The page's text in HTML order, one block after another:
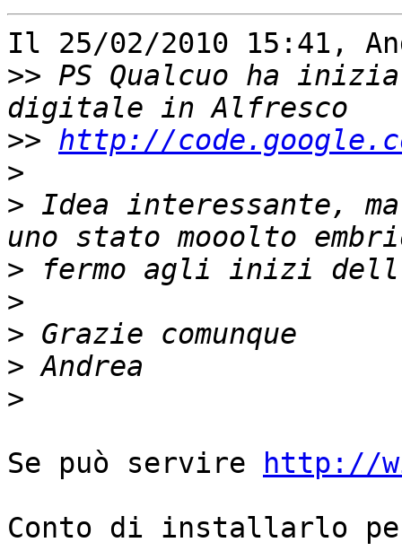
Il 25/02/2010 15:41,
>> PS Qualcuo ha
>> http://
>
> Idea interessante,
>
>
>
>
>
Se può servire
http://
Conto di installarlo